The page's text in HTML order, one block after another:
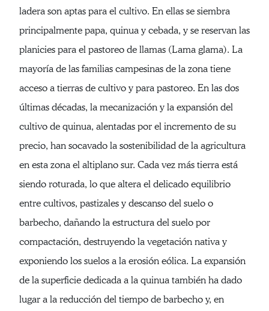
ladera son aptas para el cultivo. En ellas se siembra
principalmente papa, quinua y cebada, y se reservan las
planicies para el pastoreo de llamas (Lama glama). La
mayoría de las familias campesinas de la zona tiene
acceso a tierras de cultivo y para pastoreo. En las dos
últimas décadas, la mecanización y la expansión del
cultivo de quinua, alentadas por el incremento de su
precio, han socavado la sostenibilidad de la agricultura
en esta zona el altiplano sur. Cada vez más tierra está
siendo roturada, lo que altera el delicado equilibrio
entre cultivos, pastizales y descanso del suelo o
barbecho, dañando la estructura del suelo por
compactación, destruyendo la vegetación nativa y
exponiendo los suelos a la erosión eólica. La expansión
de la superficie dedicada a la quinua también ha dado
lugar a la reducción del tiempo de barbecho y, en